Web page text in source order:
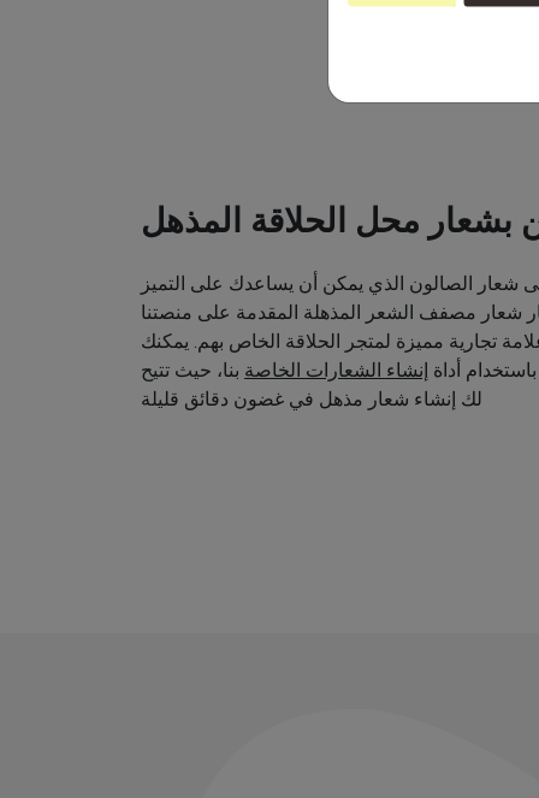
بشعار محل الحلاقة المذهل
الصالون الذي يمكن أن يساعدك على التميز
شعار مصفف الشعر المذهلة المقدمة على منصتنا
تجارية مميزة لمتجر الحلاقة الخاص بهم. يمكنك
أداة إنشاء الشعارات الخاصة بنا، حيث تتيح
لك إنشاء شعار مذهل في غضون دقائق قليلة